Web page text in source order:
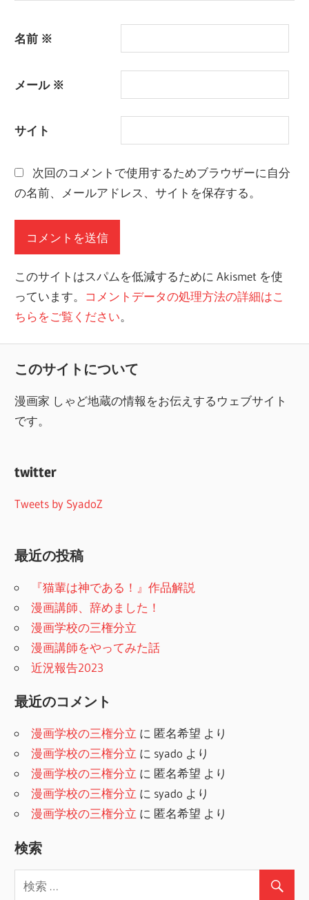
名前 ※
メール ※
サイト
次回のコメントで使用するためブラウザーに自分
の名前、メールアドレス、サイトを保存する。
このサイトはスパムを低減するために Akismet を使
っています。 コメントデータの処理方法の詳細はこ
ちらをご覧ください。
このサイトについて
漫画家 しゃど地蔵の情報をお伝えするウェブサイト
です。
twitter
Tweets by SyadoZ
最近の投稿
『猫輩は神である！』作品解説
漫画講師、辞めました！
漫画学校の三権分立
漫画講師をやってみた話
近況報告2023
最近のコメント
漫画学校の三権分立 に 匿名希望 より
漫画学校の三権分立 に syado より
漫画学校の三権分立 に 匿名希望 より
漫画学校の三権分立 に syado より
漫画学校の三権分立 に 匿名希望 より
検索